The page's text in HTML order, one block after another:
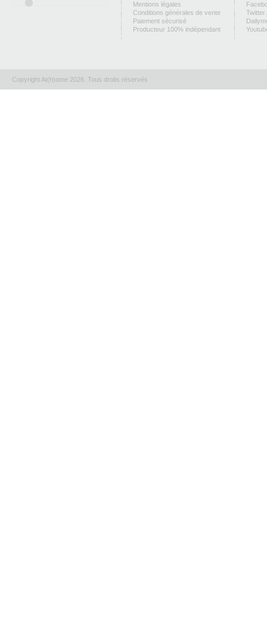
Mentions légales
Conditions générales de vente
Paiement sécurisé
Producteur 100% indépendant
Twitter
Copyright At(h)ome 2026. Tous droits réservés